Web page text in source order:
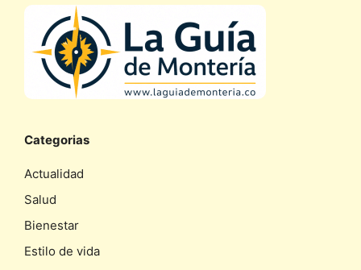
Categorias
Actualidad
Salud
Bienestar
Estilo de vida